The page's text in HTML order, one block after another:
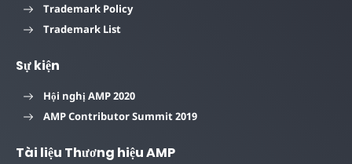
Trademark Policy
Trademark List
Sự kiện
Hội nghị AMP 2020
AMP Contributor Summit 2019
Tài liệu Thương hiệu AMP